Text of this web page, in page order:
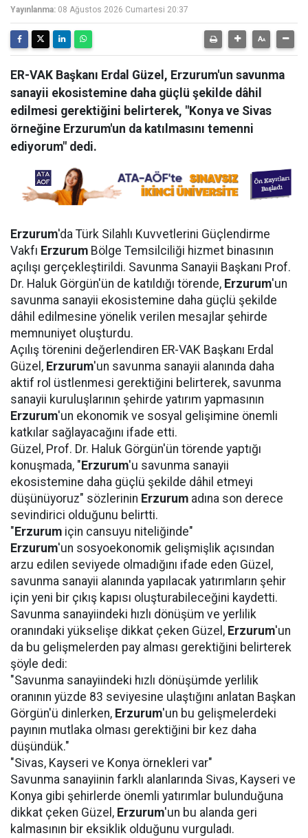
Yayınlanma: 08 Ağustos 2026 Cumartesi 20:37
ER-VAK Başkanı Erdal Güzel, Erzurum'un savunma
sanayii ekosistemine daha güçlü şekilde dâhil
edilmesi gerektiğini belirterek, "Konya ve Sivas
örneğine Erzurum'un da katılmasını temenni
ediyorum" dedi.
Erzurum'da Türk Silahlı Kuvvetlerini Güçlendirme
Vakfı Erzurum Bölge Temsilciliği hizmet binasının
açılışı gerçekleştirildi. Savunma Sanayii Başkanı Prof.
Dr. Haluk Görgün'ün de katıldığı törende, Erzurum'un
savunma sanayii ekosistemine daha güçlü şekilde
dâhil edilmesine yönelik verilen mesajlar şehirde
memnuniyet oluşturdu.
Açılış törenini değerlendiren ER-VAK Başkanı Erdal
Güzel, Erzurum'un savunma sanayii alanında daha
aktif rol üstlenmesi gerektiğini belirterek, savunma
sanayii kuruluşlarının şehirde yatırım yapmasının
Erzurum'un ekonomik ve sosyal gelişimine önemli
katkılar sağlayacağını ifade etti.
Güzel, Prof. Dr. Haluk Görgün'ün törende yaptığı
konuşmada, " Erzurum'u savunma sanayii
ekosistemine daha güçlü şekilde dâhil etmeyi
düşünüyoruz" sözlerinin Erzurum adına son derece
sevindirici olduğunu belirtti.
" Erzurum için cansuyu niteliğinde"
Erzurum'un sosyoekonomik gelişmişlik açısından
arzu edilen seviyede olmadığını ifade eden Güzel,
savunma sanayii alanında yapılacak yatırımların şehir
için yeni bir çıkış kapısı oluşturabileceğini kaydetti.
Savunma sanayiindeki hızlı dönüşüm ve yerlilik
oranındaki yükselişe dikkat çeken Güzel, Erzurum'un
da bu gelişmelerden pay alması gerektiğini belirterek
şöyle dedi:
"Savunma sanayiindeki hızlı dönüşümde yerlilik
oranının yüzde 83 seviyesine ulaştığını anlatan Başkan
Görgün'ü dinlerken, Erzurum'un bu gelişmelerdeki
payının mutlaka olması gerektiğini bir kez daha
düşündük."
"Sivas, Kayseri ve Konya örnekleri var"
Savunma sanayiinin farklı alanlarında Sivas, Kayseri ve
Konya gibi şehirlerde önemli yatırımlar bulunduğuna
dikkat çeken Güzel, Erzurum'un bu alanda geri
kalmasının bir eksiklik olduğunu vurguladı.